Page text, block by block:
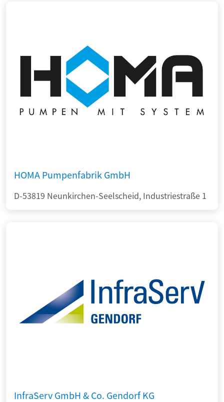
HOMA Pumpenfabrik GmbH
D-53819 Neunkirchen-Seelscheid, Industriestraße 1
InfraServ GmbH & Co. Gendorf KG